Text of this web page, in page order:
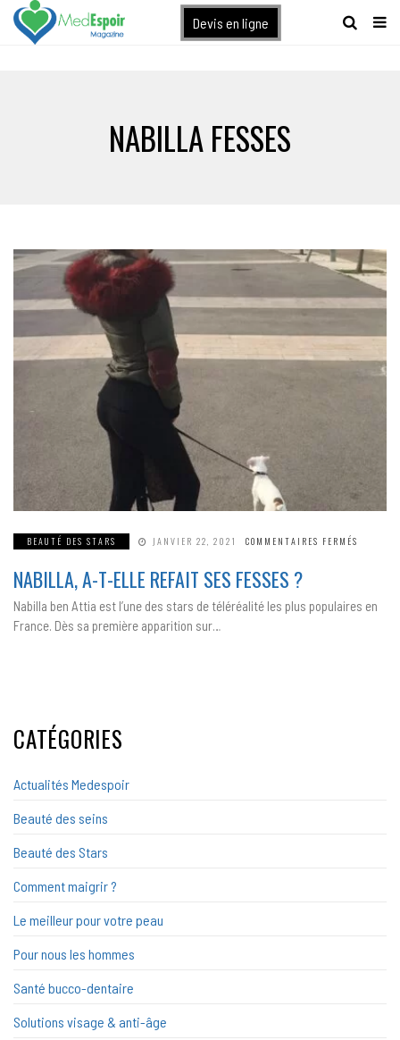
[maxbutton name="devis express"]
Devis en ligne
NABILLA FESSES
BEAUTÉ DES STARS JANVIER 22, 2021 COMMENTAIRES FERMÉS
SES
FESSES
NABILLA, A-T-ELLE REFAIT SES FESSES ?
Nabilla ben Attia est l’une des stars de téléréalité les plus populaires en
France. Dès sa première apparition sur…
CATÉGORIES
Actualités Medespoir
Beauté des seins
Beauté des Stars
Comment maigrir ?
Le meilleur pour votre peau
Pour nous les hommes
Santé bucco-dentaire
Solutions visage & anti-âge